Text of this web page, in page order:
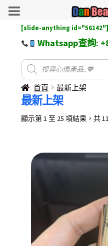
[slide-anything id="56142"]
Whatsapp查詢:
首頁 最新上架
最新上架
顯示第 1 至 25 項結果，共